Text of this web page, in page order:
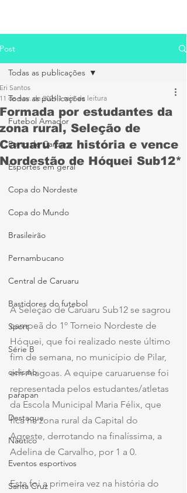
Post
Todas as publicações
Futebol Amador
Porto de Caruaru
Esportes em geral
Copa do Nordeste
Copa do Mundo
Brasileirão
Pernambucano
Central de Caruaru
Bastidores do futebol
Sport
Série B
ciclismo
parapan
Destaque
Náutico
Eventos esportivos
Santa Cruz
Todas as publicações
Formada por estudantes da
zona rural, Seleção de
Caruaru faz história e vence
Nordestão de Hóquei Sub12*
Eri Santos
11 de nov. de 2024 1 min de leitura
A Seleção de Caruaru Sub12 se sagrou
campeã do 1º Torneio Nordeste de
Hóquei, que foi realizado neste último
fim de semana, no município de Pilar,
em Alagoas. A equipe caruaruense foi
representada pelos estudantes/atletas
da Escola Municipal Maria Félix, que
fica na zona rural da Capital do
Agreste, derrotando na finalíssima, a
Adelina de Carvalho, por 1 a 0.
Esta foi a primeira vez na história do